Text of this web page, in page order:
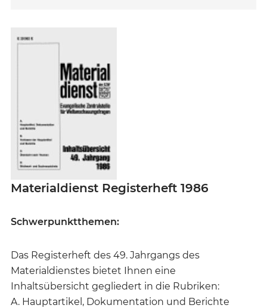
Materialdienst Registerheft 1986
Schwerpunktthemen:
Das Registerheft des 49. Jahrgangs des
Materialdienstes bietet Ihnen eine
Inhaltsübersicht gegliedert in die Rubriken:
A. Hauptartikel, Dokumentation und Berichte